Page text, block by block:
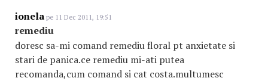
ionela pe 11 Dec 2011, 19:51
remediu
doresc sa-mi comand remediu floral pt anxietate si
stari de panica.ce remediu mi-ati putea
recomanda,cum comand si cat costa.multumesc